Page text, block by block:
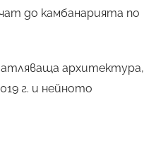
до камбанарията по
архитектура,
г. и нейното